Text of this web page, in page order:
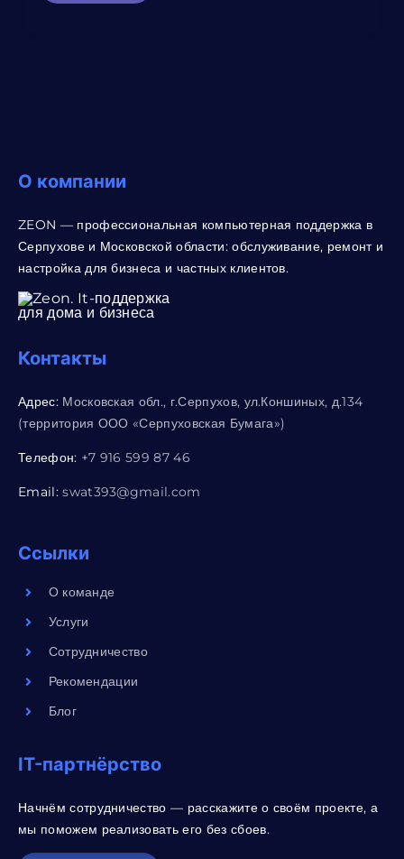
О компании
ZEON — профессиональная компьютерная поддержка в
Серпухове и Московской области: обслуживание, ремонт и
настройка для бизнеса и частных клиентов.
Контакты
Адрес: Московская обл., г.Серпухов, ул.Коншиных, д.134
(территория ООО «Серпуховская Бумага»)
Телефон: +7 916 599 87 46
Email:swat393@gmail.com
Ссылки
О команде
Услуги
Сотрудничество
Рекомендации
Блог
IT-партнёрство
Начнём сотрудничество — расскажите о своём проекте, а
мы поможем реализовать его без сбоев.